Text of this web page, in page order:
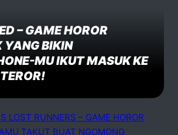
– GAME HOROR
YANG BIKIN
MU IKUT MASUK KE